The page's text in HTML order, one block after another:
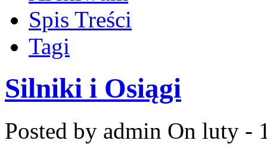
Spis Treści
Tagi
Silniki i Osiągi
Posted by admin On luty -